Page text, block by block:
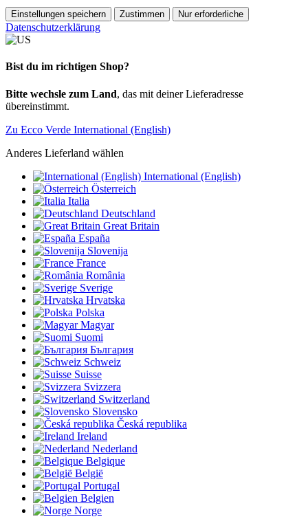
Einstellungen speichern Zustimmen Nur erforderliche
Datenschutzerklärung
Bist du im richtigen Shop?
Bitte wechsle zum Land, das mit deiner Lieferadresse
übereinstimmt.
Zu Ecco Verde International (English)
Anderes Lieferland wählen
International (English)
Österreich
Italia
Deutschland
Great Britain
España
Slovenija
France
România
Sverige
Hrvatska
Polska
Magyar
Suomi
България
Schweiz
Suisse
Svizzera
Switzerland
Slovensko
Česká republika
Ireland
Nederland
Belgique
België
Portugal
Belgien
Norge